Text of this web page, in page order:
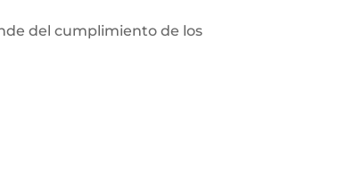
del cumplimiento de los